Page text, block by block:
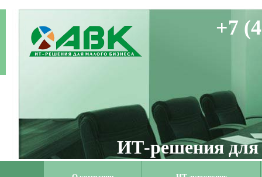
+7
ИТ-решения для